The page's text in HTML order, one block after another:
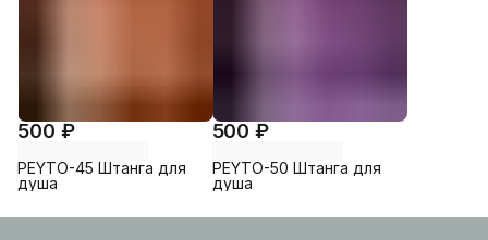
500 ₽
PEYTO-45 Штанга для
душа
500 ₽
PEYTO-50 Штанга для
душа